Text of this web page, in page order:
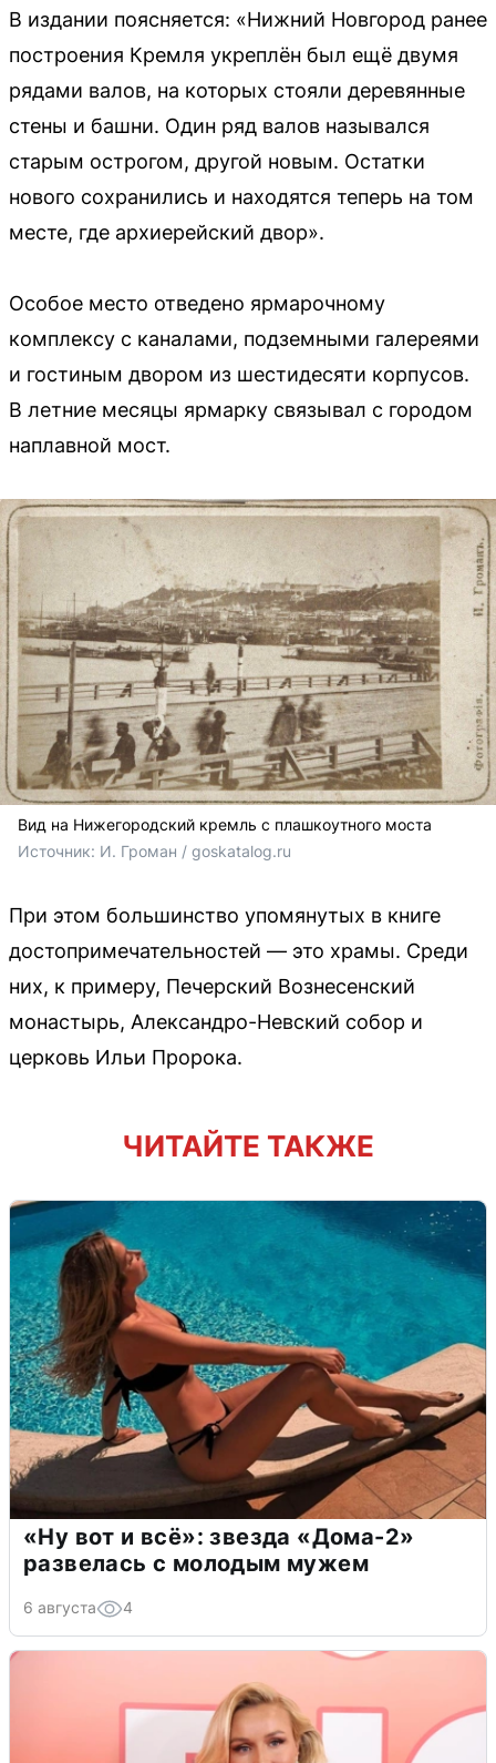
В издании поясняется: «Нижний Новгород ранее
построения Кремля укреплён был ещё двумя
рядами валов, на которых стояли деревянные
стены и башни. Один ряд валов назывался
старым острогом, другой новым. Остатки
нового сохранились и находятся теперь на том
месте, где архиерейский двор».
Особое место отведено ярмарочному
комплексу с каналами, подземными галереями
и гостиным двором из шестидесяти корпусов.
В летние месяцы ярмарку связывал с городом
наплавной мост.
Вид на Нижегородский кремль с плашкоутного моста
Источник: И. Громан / goskatalog.ru
При этом большинство упомянутых в книге
достопримечательностей — это храмы. Среди
них, к примеру, Печерский Вознесенский
монастырь, Александро-Невский собор и
церковь Ильи Пророка.
ЧИТАЙТЕ ТАКЖЕ
«Ну вот и всё»: звезда «Дома-2»
развелась с молодым мужем
6 августа 4